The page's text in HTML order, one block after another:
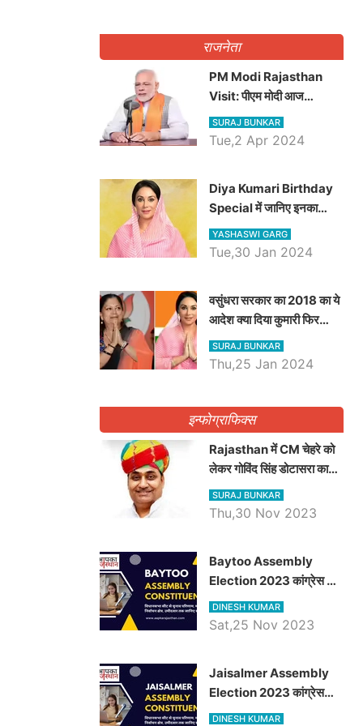
राजनेता
PM Modi Rajasthan
Visit: पीएम मोदी आज
राजस्थान में कोटपूतली में करेंगे
विशाल रैली, एक सभा से 8 सीटों
SURAJ BUNKAR
Tue,2 Apr 2024
Diya Kumari Birthday
Special में जानिए इनका
राजकुमारी से राजस्थान की
डिप्टी सीएम बनने तक का सफर,
YASHASWI GARG
Tue,30 Jan 2024
वसुंधरा सरकार का 2018 का ये
आदेश क्या दिया कुमारी फिर
करेंगी लागू? कांग्रेस सरकार ने
किया था निरस्त
SURAJ BUNKAR
Thu,25 Jan 2024
इन्फोग्राफिक्स
Rajasthan में CM चेहरे को
लेकर गोविंद सिंह डोटासरा का
बड़ा बयान आया सामने, जानें
विचार
SURAJ BUNKAR
Thu,30 Nov 2023
Baytoo Assembly
Election 2023 कांग्रेस से
हरीश चौधरी तो बालाराम मुंड होंगे
भाजपा उम्मीदवार, जानिये बायतू
DINESH KUMAR
Sat,25 Nov 2023
​​​​​​​Jaisalmer Assembly
Election 2023 कांग्रेस
रूपा राम मेघवाल तो छोटु सिंह
DINESH KUMAR